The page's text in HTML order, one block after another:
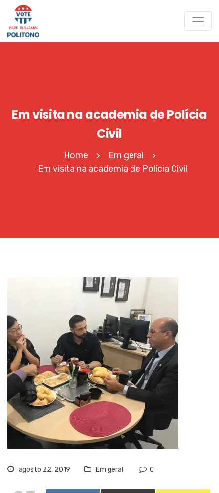
Em visita na academia de Polícia
Civil
Home > Em geral >
Em visita na academia de Polícia Civil
agosto 22, 2019 Em geral 0